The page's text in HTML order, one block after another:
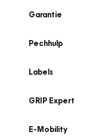
Garantie
Pechhulp
Labels
GRIP Expert
E-Mobility